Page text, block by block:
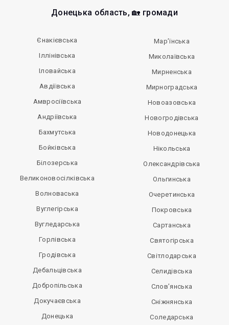
Донецька область, 🏡 громади
Єнакієвська
Іллінівська
Іловайська
Авдіївська
Амвросіївська
Андріївська
Бахмутська
Бойківська
Білозерська
Великоновосілківська
Волноваська
Вуглегірська
Вугледарська
Горлівська
Гродівська
Дебальцівська
Добропільська
Докучаєвська
Донецька
Мар’їнська
Миколаївська
Мирненська
Мирноградська
Новоазовська
Новогродівська
Новодонецька
Нікольська
Олександрівська
Ольгинська
Очеретинська
Покровська
Сартанська
Святогірська
Світлодарська
Селидівська
Слов’янська
Сніжнянська
Соледарська